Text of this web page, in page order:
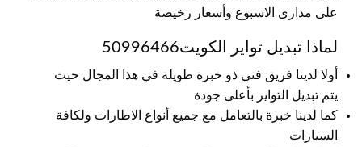
على مدارى الاسبوع وأسعار رخيصة
لماذا تبديل تواير الكويت50996466
أولا لدينا فريق فني ذو خبرة طويلة في هذا المجال حيث
يتم تبديل التواير بأعلى جودة
كما لدينا خبرة بالتعامل مع جميع أنواع الاطارات ولكافة
السيارات